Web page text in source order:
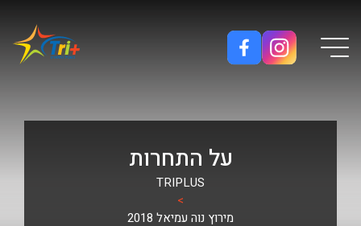
Button used only for devices with a small screen
על התחרות
TRIPLUS
>
מירוץ נוה עמיאל 2018